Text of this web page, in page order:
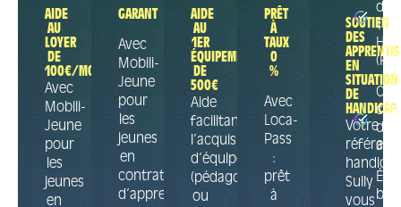
AIDE
AU
LOYER
DE
100€/MOIS
Avec
Mobili-
Jeune
pour
les
jeunes
en
GARANT
Avec
Mobili-
Jeune
pour
les
jeunes
en
contrat
d’apprentissage
AIDE
AU
1ER
ÉQUIPEMENT
DE
500€
Aide
facilitant
l’acquisition
d’équipement
(pédagogique
ou
PRÊT
À
TAUX
0
%
Avec
Loca-
Pass
:
prêt
à
SOUTIEN
DES
APPRENTIS
EN
SITUATION
DE
HANDICAP
Votre
référent
Sully
vous
de